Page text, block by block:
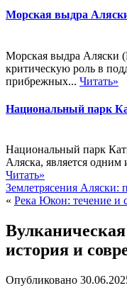
Морская выдра
Морская выдра Аляски
критическую роль в
прибрежных... Читать»
Национальный парк
Национальный парк
Аляска, является
Читать»
Землетрясения Аляски:
« Река Юкон: течение и
история и
Опубликовано